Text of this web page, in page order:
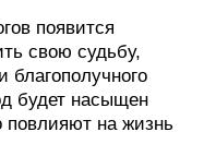
появится
свою судьбу,
благополучного
будет насыщен
повлияют на жизнь